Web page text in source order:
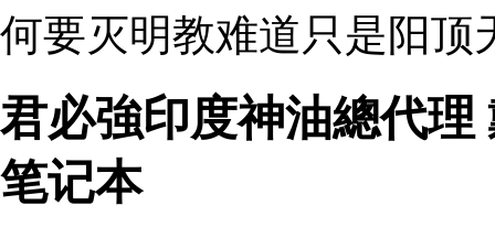
何要灭明教难道只是阳顶
君必強印度神油總代
笔记本